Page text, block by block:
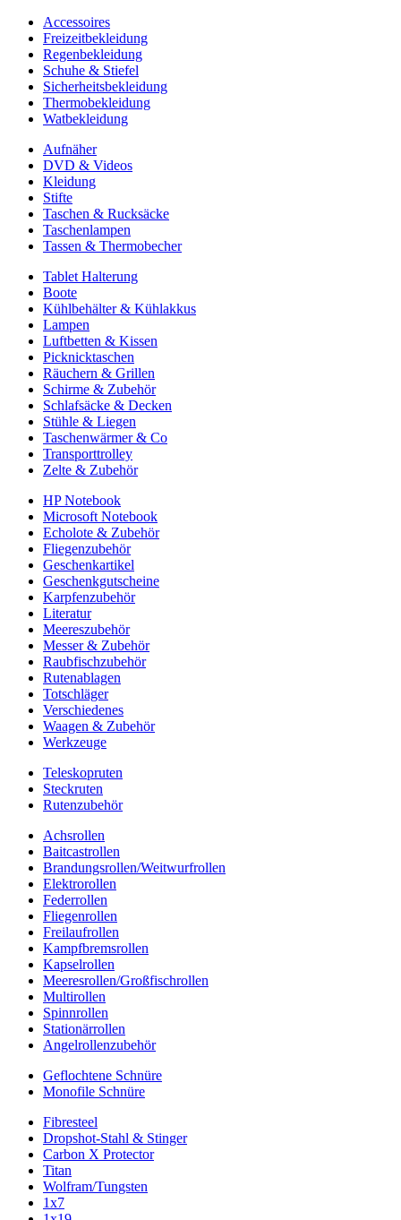
Accessoires
Freizeitbekleidung
Regenbekleidung
Schuhe & Stiefel
Sicherheitsbekleidung
Thermobekleidung
Watbekleidung
Aufnäher
DVD & Videos
Kleidung
Stifte
Taschen & Rucksäcke
Taschenlampen
Tassen & Thermobecher
Tablet Halterung
Boote
Kühlbehälter & Kühlakkus
Lampen
Luftbetten & Kissen
Picknicktaschen
Räuchern & Grillen
Schirme & Zubehör
Schlafsäcke & Decken
Stühle & Liegen
Taschenwärmer & Co
Transporttrolley
Zelte & Zubehör
HP Notebook
Microsoft Notebook
Echolote & Zubehör
Fliegenzubehör
Geschenkartikel
Geschenkgutscheine
Karpfenzubehör
Literatur
Meereszubehör
Messer & Zubehör
Raubfischzubehör
Rutenablagen
Totschläger
Verschiedenes
Waagen & Zubehör
Werkzeuge
Teleskopruten
Steckruten
Rutenzubehör
Achsrollen
Baitcastrollen
Brandungsrollen/Weitwurfrollen
Elektrorollen
Federrollen
Fliegenrollen
Freilaufrollen
Kampfbremsrollen
Kapselrollen
Meeresrollen/Großfischrollen
Multirollen
Spinnrollen
Stationärrollen
Angelrollenzubehör
Geflochtene Schnüre
Monofile Schnüre
Fibresteel
Dropshot-Stahl & Stinger
Carbon X Protector
Titan
Wolfram/Tungsten
1x7